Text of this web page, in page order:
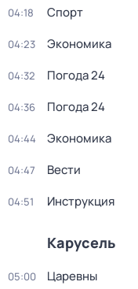
04:18 Спорт
04:23 Экономика
04:32 Погода 24
04:36 Погода 24
04:44 Экономика
04:47 Вести
04:51 Инструкция
Карусель
05:00 Царевны